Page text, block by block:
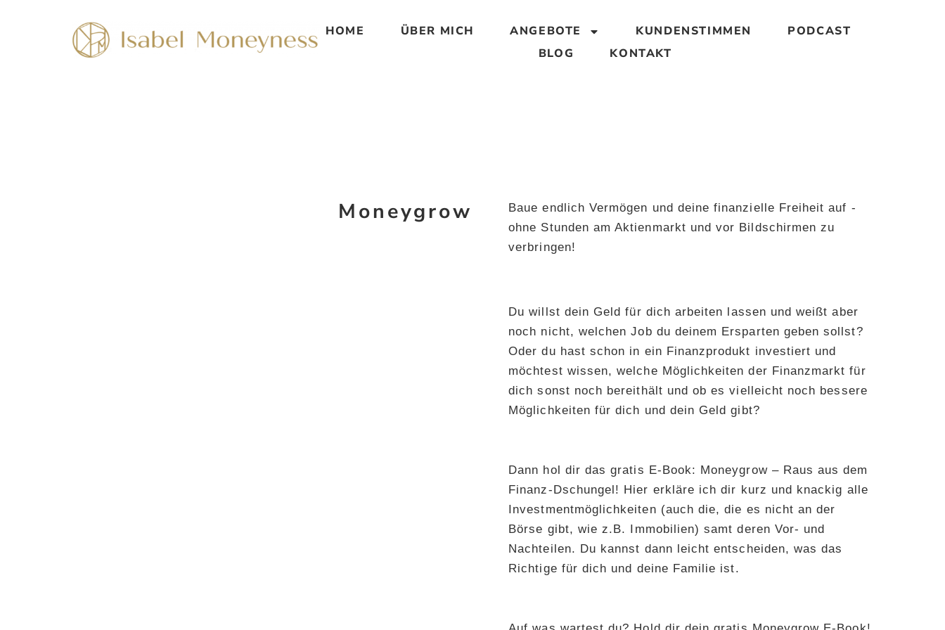
HOME ÜBER MICH ANGEBOTE KUNDENSTIMMEN
PODCAST
BLOG
KONTAKT
Moneygrow
Baue endlich Vermögen und deine finanzielle Freiheit auf -
ohne Stunden am Aktienmarkt und vor Bildschirmen zu
verbringen!
Du willst dein Geld für dich arbeiten lassen und weißt aber
noch nicht, welchen Job du deinem Ersparten geben sollst?
Oder du hast schon in ein Finanzprodukt investiert und
möchtest wissen, welche Möglichkeiten der Finanzmarkt für
dich sonst noch bereithält und ob es vielleicht noch bessere
Möglichkeiten für dich und dein Geld gibt?
Dann hol dir das gratis E-Book: Moneygrow – Raus aus dem
Finanz-Dschungel! Hier erkläre ich dir kurz und knackig alle
Investmentmöglichkeiten (auch die, die es nicht an der
Börse gibt, wie z.B. Immobilien) samt deren Vor- und
Nachteilen. Du kannst dann leicht entscheiden, was das
Richtige für dich und deine Familie ist.